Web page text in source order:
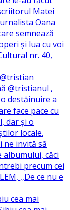
cea mai